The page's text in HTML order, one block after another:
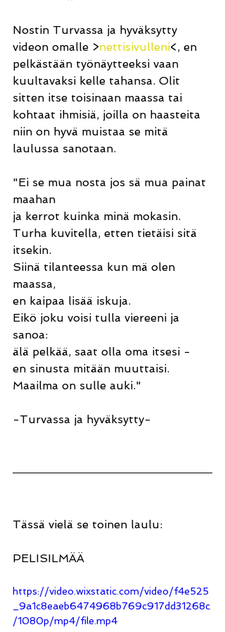
Nostin Turvassa ja hyväksytty
videon omalle >nettisivulleni<, en
pelkästään työnäytteeksi vaan
kuultavaksi kelle tahansa. Olit
sitten itse toisinaan maassa tai
kohtaat ihmisiä, joilla on haasteita
niin on hyvä muistaa se mitä
laulussa sanotaan.
"Ei se mua nosta jos sä mua painat
maahan
ja kerrot kuinka minä mokasin.
Turha kuvitella, etten tietäisi sitä
itsekin.
Siinä tilanteessa kun mä olen
maassa,
en kaipaa lisää iskuja.
Eikö joku voisi tulla viereeni ja
sanoa:
älä pelkää, saat olla oma itsesi -
en sinusta mitään muuttaisi.
Maailma on sulle auki."
-Turvassa ja hyväksytty-
Tässä vielä se toinen laulu:
PELISILMÄÄ
https://video.wixstatic.com/video/f4e525
_9a1c8eaeb6474968b769c917dd31268c
/1080p/mp4/file.mp4